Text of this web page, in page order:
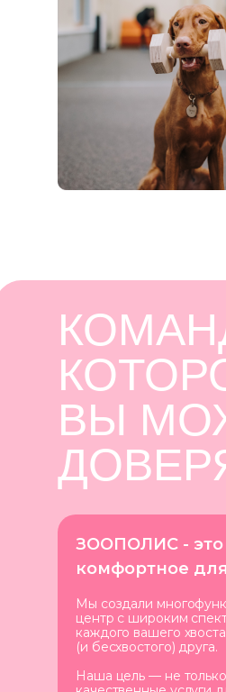
ВЫ
ЗООПОЛИС - это
комфортное
Мы создали
центр с широким
каждого вашего
(и бесхвостого) друга.
Наша цель — не